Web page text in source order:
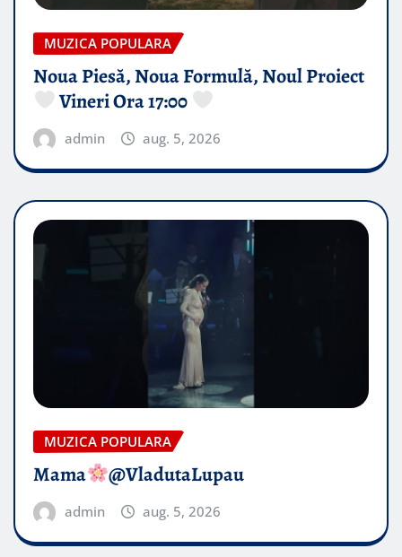
MUZICA POPULARA
Noua Piesă, Noua Formulă, Noul Proiect
Vineri Ora 17:00
admin aug. 5, 2026
MUZICA POPULARA
Mama @VladutaLupau
admin aug. 5, 2026